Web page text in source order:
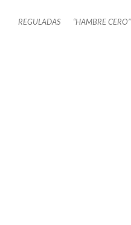
REGULADAS “HAMBRE CERO”